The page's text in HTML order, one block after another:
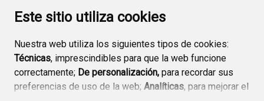
Este sitio utiliza cookies
Nuestra web utiliza los siguientes tipos de cookies:
Técnicas, imprescindibles para que la web funcione
correctamente; De personalización, para recordar sus
preferencias de uso de la web; Analíticas, para mejorar el